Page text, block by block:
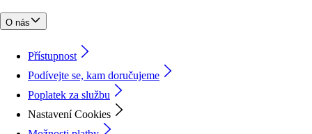
O nás
Přístupnost
Podívejte se, kam doručujeme
Poplatek za službu
Nastavení Cookies